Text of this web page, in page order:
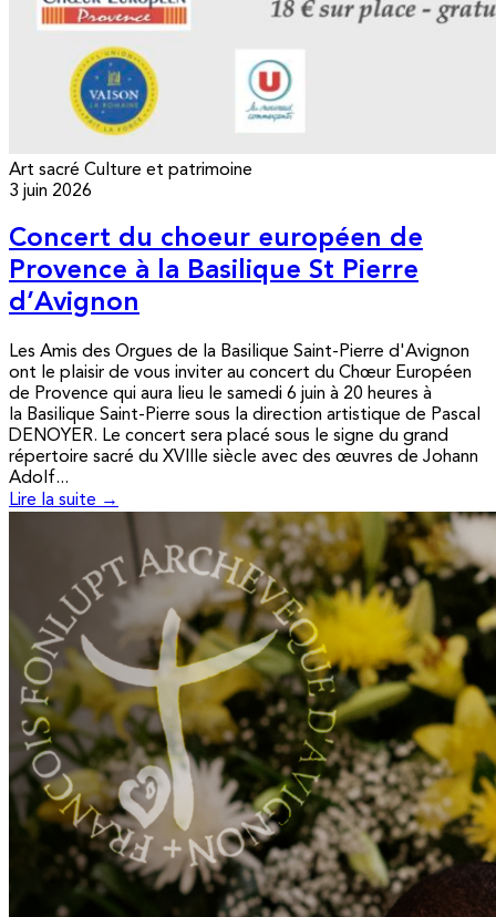
Art sacré Culture et patrimoine
3 juin 2026
Concert du choeur européen de
Provence à la Basilique St Pierre
d’Avignon
Les Amis des Orgues de la Basilique Saint-Pierre d'Avignon
ont le plaisir de vous inviter au concert du Chœur Européen
de Provence qui aura lieu le samedi 6 juin à 20 heures à
la Basilique Saint-Pierre sous la direction artistique de Pascal
DENOYER. Le concert sera placé sous le signe du grand
répertoire sacré du XVIIIe siècle avec des œuvres de Johann
Adolf...
Lire la suite →